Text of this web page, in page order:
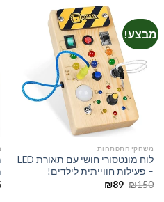
מבצע!
משחקי התפתחות
לוח מונטסורי חושי עם תאורת LED
– פעילות חווייתית לילדים!
₪150
המחיר
₪89
המחיר